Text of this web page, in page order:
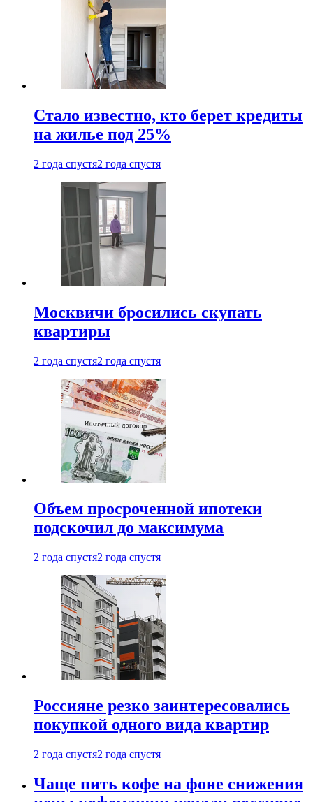
Стало известно, кто берет кредиты
на жилье под 25%
2 года спустя2 года спустя
Москвичи бросились скупать
квартиры
2 года спустя2 года спустя
Объем просроченной ипотеки
подскочил до максимума
2 года спустя2 года спустя
Россияне резко заинтересовались
покупкой одного вида квартир
2 года спустя2 года спустя
Чаще пить кофе на фоне снижения